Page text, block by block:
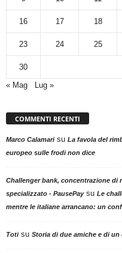
16 17 18
23 24 25
30
« Mag
Lug »
COMMENTI RECENTI
Marco Calamarisu La favola del
europeo sulle frodi non dice
Challenger bank, concentrazione di
specializzato - PausePaysu Le
mentre le italiane arrancano: un
Totisu Storia di due amiche e di un